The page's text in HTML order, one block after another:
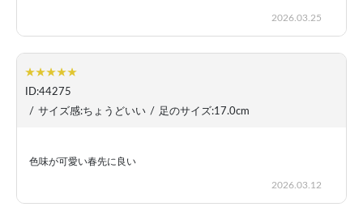
2026.03.25
ID:44275
/ サイズ感:ちょうどいい / 足のサイズ:17.0cm
色味が可愛い春先に良い
2026.03.12